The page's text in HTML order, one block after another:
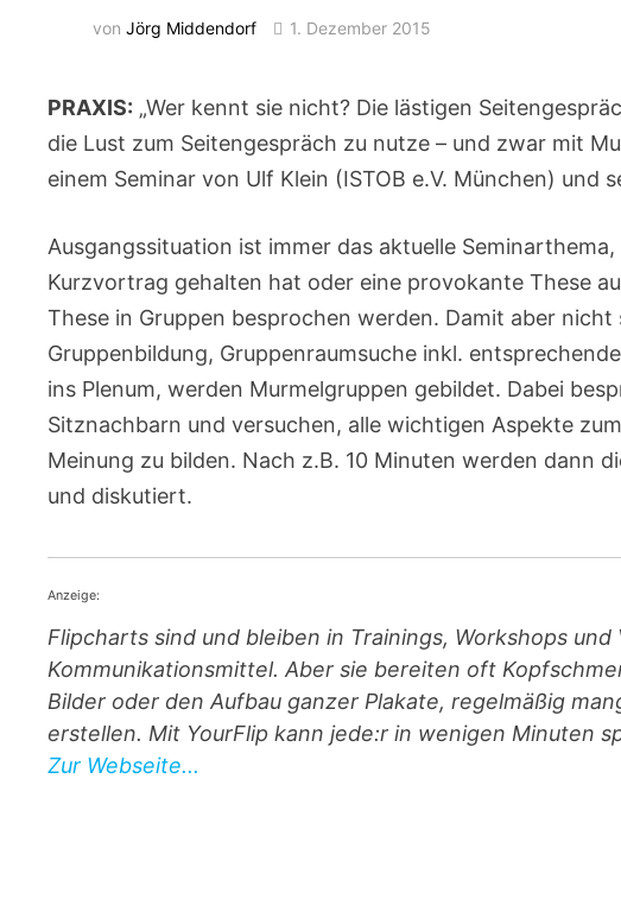
vonJörg Middendorf 1. Dezember 2015
PRAXIS: „Wer kennt sie nicht? Die lästigen
die Lust zum Seitengespräch zu nutze – und zwar mit
einem Seminar von Ulf Klein (ISTOB e.V. München) und
Ausgangssituation ist immer das aktuelle
Kurzvortrag gehalten hat oder eine provokante These
These in Gruppen besprochen werden. Damit aber
Gruppenbildung, Gruppenraumsuche inkl.
ins Plenum, werden Murmelgruppen gebildet. Dabei
Sitznachbarn und versuchen, alle wichtigen Aspekte
Meinung zu bilden. Nach z.B. 10 Minuten werden dann
und diskutiert.
Anzeige:
Flipcharts sind und bleiben in Trainings, Workshops
Kommunikations­mittel. Aber sie bereiten oft
Bilder oder den Aufbau ganzer Plakate, regelmäßig
erstellen. Mit YourFlip kann jede:r in wenigen Minuten
Zur Webseite...